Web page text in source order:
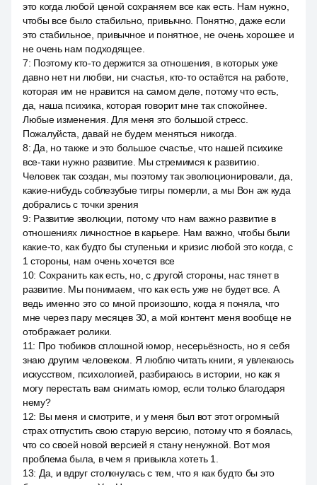
это когда любой ценой сохраняем все как есть. Нам нужно,
чтобы все было стабильно, привычно. Понятно, даже если
это стабильное, привычное и понятное, не очень хорошее и
не очень нам подходящее.
7: Поэтому кто-то держится за отношения, в которых уже
давно нет ни любви, ни счастья, кто-то остаётся на работе,
которая им не нравится на самом деле, потому что есть,
да, наша психика, которая говорит мне так спокойнее.
Любые изменения. Для меня это большой стресс.
Пожалуйста, давай не будем меняться никогда.
8: Да, но также и это большое счастье, что нашей психике
все-таки нужно развитие. Мы стремимся к развитию.
Человек так создан, мы поэтому так эволюционировали, да,
какие-нибудь соблезубые тигры померли, а мы Вон аж куда
добрались с точки зрения
9: Развитие эволюции, потому что нам важно развитие в
отношениях личностное в карьере. Нам важно, чтобы были
какие-то, как будто бы ступеньки и кризис любой это когда, с
1 стороны, нам очень хочется все
10: Сохранить как есть, но, с другой стороны, нас тянет в
развитие. Мы понимаем, что как есть уже не будет все. А
ведь именно это со мной произошло, когда я поняла, что
мне через пару месяцев 30, а мой контент меня вообще не
отображает ролики.
11: Про тюбиков сплошной юмор, несерьёзность, но я себя
знаю другим человеком. Я люблю читать книги, я увлекаюсь
искусством, психологией, разбираюсь в истории, но как я
могу перестать вам снимать юмор, если только благодаря
нему?
12: Вы меня и смотрите, и у меня был вот этот огромный
страх отпустить свою старую версию, потому что я боялась,
что со своей новой версией я стану ненужной. Вот моя
проблема была, в чем я привыкла хотеть 1.
13: Да, и вдруг столкнулась с тем, что я как будто бы это